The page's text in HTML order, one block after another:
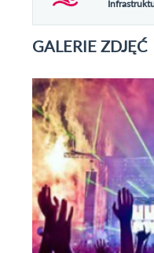
GALERIE ZDJĘĆ